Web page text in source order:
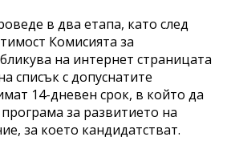
в два етапа, като след
Комисията за
на интернет страницата
списък с допуснатите
14-дневен срок, в който да
за развитието на
за което кандидатстват.